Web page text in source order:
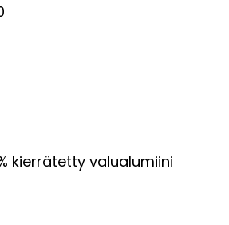
kierrätetty valualumiini